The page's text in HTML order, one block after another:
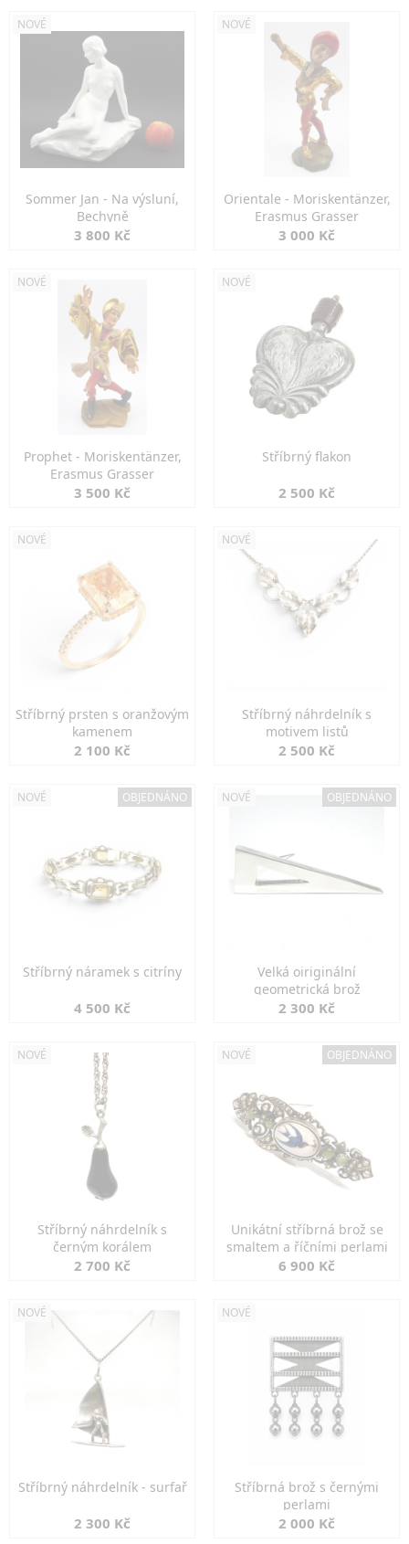
NOVÉ
Sommer Jan - Na výsluní,
Bechyně
3 800 Kč
NOVÉ
Orientale - Moriskentänzer,
Erasmus Grasser
3 000 Kč
NOVÉ
Prophet - Moriskentänzer,
Erasmus Grasser
3 500 Kč
NOVÉ
Stříbrný flakon
2 500 Kč
NOVÉ
Stříbrný prsten s oranžovým
kamenem
2 100 Kč
NOVÉ
Stříbrný náhrdelník s
motivem listů
2 500 Kč
NOVÉ OBJEDNÁNO
Stříbrný náramek s citríny
4 500 Kč
NOVÉ OBJEDNÁNO
Velká oiriginální
geometrická brož
2 300 Kč
NOVÉ
Stříbrný náhrdelník s
černým korálem
2 700 Kč
NOVÉ OBJEDNÁNO
Unikátní stříbrná brož se
smaltem a říčními perlami
6 900 Kč
NOVÉ
Stříbrný náhrdelník - surfař
2 300 Kč
NOVÉ
Stříbrná brož s černými
perlami
2 000 Kč